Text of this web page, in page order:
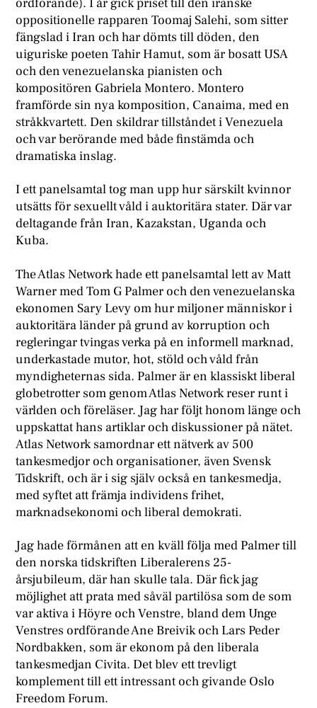
oppositionelle rapparen Toomaj Salehi, som sitter
fängslad i Iran och har dömts till döden, den
uiguriske poeten Tahir Hamut, som är bosatt USA
och den venezuelanska pianisten och
kompositören Gabriela Montero. Montero
framförde sin nya komposition, Canaima, med en
stråkkvartett. Den skildrar tillståndet i Venezuela
och var berörande med både finstämda och
dramatiska inslag.
I ett panelsamtal tog man upp hur särskilt kvinnor
utsätts för sexuellt våld i auktoritära stater. Där var
deltagande från Iran, Kazakstan, Uganda och
Kuba.
The Atlas Network hade ett panelsamtal lett av Matt
Warner med Tom G Palmer och den venezuelanska
ekonomen Sary Levy om hur miljoner människor i
auktoritära länder på grund av korruption och
regleringar tvingas verka på en informell marknad,
underkastade mutor, hot, stöld och våld från
myndigheternas sida. Palmer är en klassiskt liberal
globetrotter som genom Atlas Network reser runt i
världen och föreläser. Jag har följt honom länge och
uppskattat hans artiklar och diskussioner på nätet.
Atlas Network samordnar ett nätverk av 500
tankesmedjor och organisationer, även Svensk
Tidskrift, och är i sig själv också en tankesmedja,
med syftet att främja individens frihet,
marknadsekonomi och liberal demokrati.
Jag hade förmånen att en kväll följa med Palmer till
den norska tidskriften Liberalerens 25-
årsjubileum, där han skulle tala. Där fick jag
möjlighet att prata med såväl partilösa som de som
var aktiva i Höyre och Venstre, bland dem Unge
Venstres ordförande Ane Breivik och Lars Peder
Nordbakken, som är ekonom på den liberala
tankesmedjan Civita. Det blev ett trevligt
komplement till ett intressant och givande Oslo
Freedom Forum.